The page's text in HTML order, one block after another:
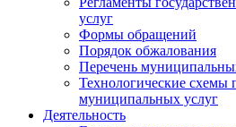
услуг
Формы обращений
Порядок обжалования
Перечень
Технологические схемы
муниципальных услуг
Деятельность